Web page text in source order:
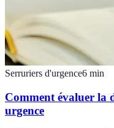
Serruriers d'urgence6 min
Comment évaluer la
urgence